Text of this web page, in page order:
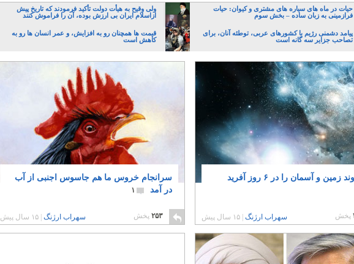
حیات در ماه های سیاره های مشتری و کیوان: حیات
فرازمینی به زبان ساده – بخش سوم
ولی وقیح به هیأت دولت تأکید فرمودند که تاریخ پیش
ازاسلام ایران بی ارزش بوده، آن را فراموش کنند
پیامد دشمنی رژیم با کشورهای عربی، توطئه آنان، برای
تصاحب جزایر سه گانه است
قیمت ها همچنان رو به افزایش، و عمر انسان ها رو به
کاهش است
زمین و آسمان را در ۶ روز آفرید
پخش سهراب ارژنگ |۱۵ سال پیش
سرانجام خروس ما هم جاسوس اجنبی از آب
در آمد
۱
۲۵۳پخش سهراب ارژنگ ۱۵ سال پیش